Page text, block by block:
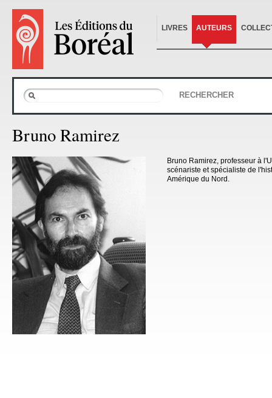
LIVRES AUTEURS
RECHERCHER
Bruno Ramirez
Bruno Ramirez, professeur à
scénariste et spécialiste de
Amérique du Nord.